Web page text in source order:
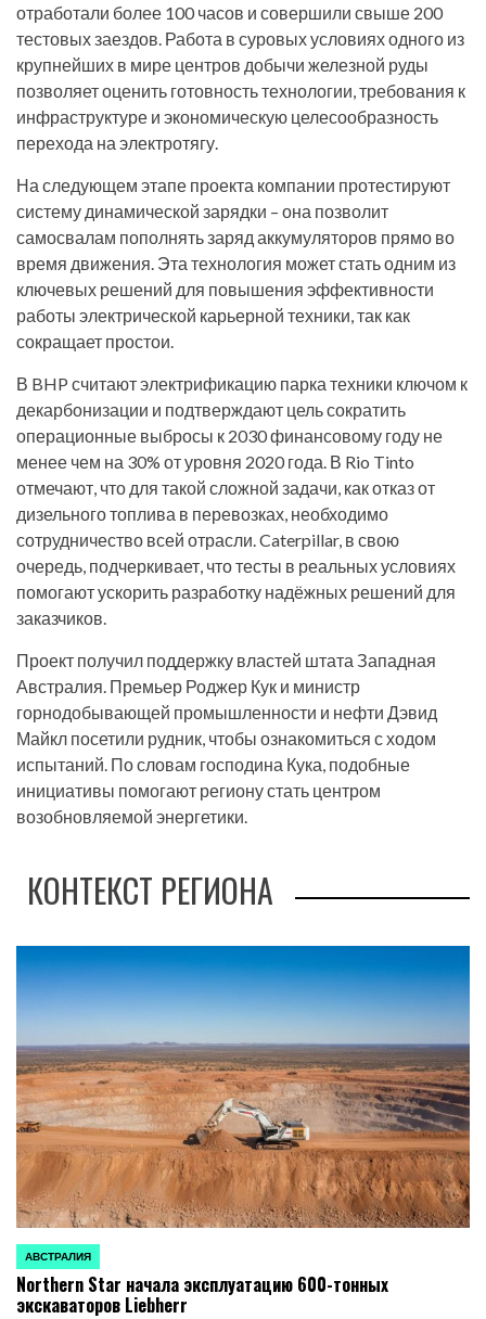
отработали более 100 часов и совершили свыше 200
тестовых заездов. Работа в суровых условиях одного из
крупнейших в мире центров добычи железной руды
позволяет оценить готовность технологии, требования к
инфраструктуре и экономическую целесообразность
перехода на электротягу.
На следующем этапе проекта компании протестируют
систему динамической зарядки – она позволит
самосвалам пополнять заряд аккумуляторов прямо во
время движения. Эта технология может стать одним из
ключевых решений для повышения эффективности
работы электрической карьерной техники, так как
сокращает простои.
В BHP считают электрификацию парка техники ключом к
декарбонизации и подтверждают цель сократить
операционные выбросы к 2030 финансовому году не
менее чем на 30% от уровня 2020 года. В Rio Tinto
отмечают, что для такой сложной задачи, как отказ от
дизельного топлива в перевозках, необходимо
сотрудничество всей отрасли. Caterpillar, в свою
очередь, подчеркивает, что тесты в реальных условиях
помогают ускорить разработку надёжных решений для
заказчиков.
Проект получил поддержку властей штата Западная
Австралия. Премьер Роджер Кук и министр
горнодобывающей промышленности и нефти Дэвид
Майкл посетили рудник, чтобы ознакомиться с ходом
испытаний. По словам господина Кука, подобные
инициативы помогают региону стать центром
возобновляемой энергетики.
КОНТЕКСТ РЕГИОНА
ОПУБЛИКОВАНО
В
АВСТРАЛИЯ
Northern Star начала эксплуатацию 600-тонных
экскаваторов Liebherr